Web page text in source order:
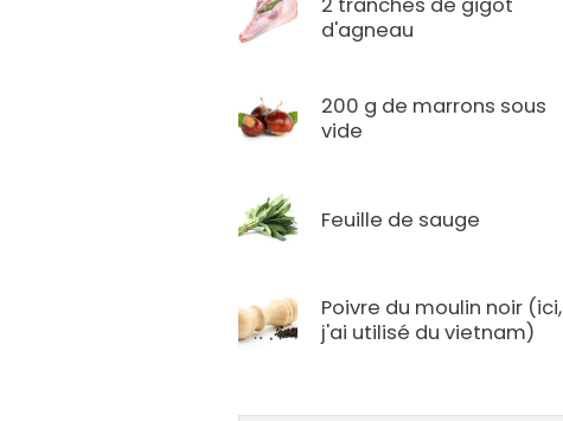
d'agneau
200 g de marrons sous
vide
Feuille de sauge
Poivre du moulin noir (ici,
j'ai utilisé du vietnam)